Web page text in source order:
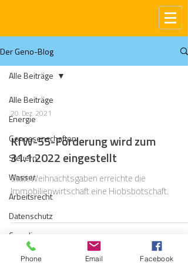
Der Geno-Blog
Alle Beiträge
Energie
Genossenschaften
Steuern
Wasser
Arbeitsrecht
Datenschutz
Compliance
Gas
Alle Beiträge
20. Dez. 2021
KfW-55-Förderung wird zum
31.1.2022 eingestellt
Statt Weihnachtsgaben erreichte die
Immobilienwirtschaft eine Hiobsbotschaft.
Phone Email Facebook